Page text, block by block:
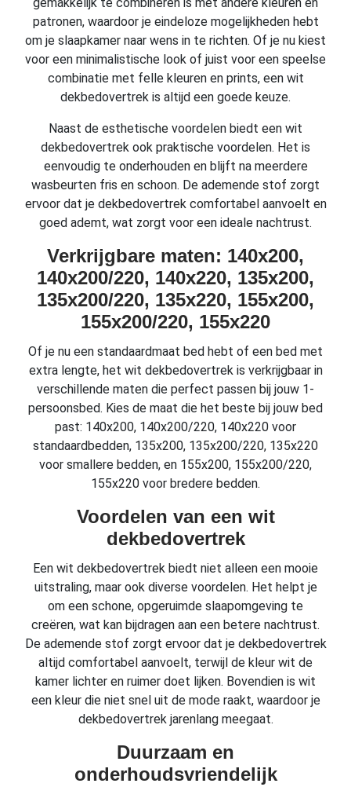
patronen, waardoor je eindeloze mogelijkheden hebt
om je slaapkamer naar wens in te richten. Of je nu kiest
voor een minimalistische look of juist voor een speelse
combinatie met felle kleuren en prints, een wit
dekbedovertrek is altijd een goede keuze.
Naast de esthetische voordelen biedt een wit
dekbedovertrek ook praktische voordelen. Het is
eenvoudig te onderhouden en blijft na meerdere
wasbeurten fris en schoon. De ademende stof zorgt
ervoor dat je dekbedovertrek comfortabel aanvoelt en
goed ademt, wat zorgt voor een ideale nachtrust.
Verkrijgbare maten: 140x200,
140x200/220, 140x220, 135x200,
135x200/220, 135x220, 155x200,
155x200/220, 155x220
Of je nu een standaardmaat bed hebt of een bed met
extra lengte, het wit dekbedovertrek is verkrijgbaar in
verschillende maten die perfect passen bij jouw 1-
persoonsbed. Kies de maat die het beste bij jouw bed
past: 140x200, 140x200/220, 140x220 voor
standaardbedden, 135x200, 135x200/220, 135x220
voor smallere bedden, en 155x200, 155x200/220,
155x220 voor bredere bedden.
Voordelen van een wit
dekbedovertrek
Een wit dekbedovertrek biedt niet alleen een mooie
uitstraling, maar ook diverse voordelen. Het helpt je
om een schone, opgeruimde slaapomgeving te
creëren, wat kan bijdragen aan een betere nachtrust.
De ademende stof zorgt ervoor dat je dekbedovertrek
altijd comfortabel aanvoelt, terwijl de kleur wit de
kamer lichter en ruimer doet lijken. Bovendien is wit
een kleur die niet snel uit de mode raakt, waardoor je
dekbedovertrek jarenlang meegaat.
Duurzaam en
onderhoudsvriendelijk